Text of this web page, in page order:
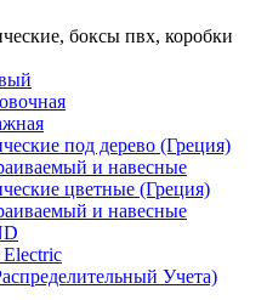
боксы пвх, коробки
под дерево (Греция)
и навесные
цветные (Греция)
и навесные
Учета)